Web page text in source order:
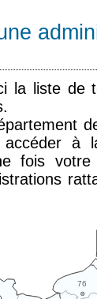
la liste de
accéder
fois
76